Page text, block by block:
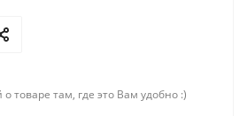
товаре там, где это Вам удобно :)